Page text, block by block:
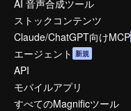
AI 音声合成ツール
ストックコンテンツ
Claude/ChatGPT向けMCP
エージェント 新規
API
モバイルアプリ
すべてのMagnificツール